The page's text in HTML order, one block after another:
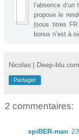
l’absence
propose le
(sous titres
bonus n’est à
Nicolas | Deep-blu.com
Partager
2 commentaires:
spiBER-man